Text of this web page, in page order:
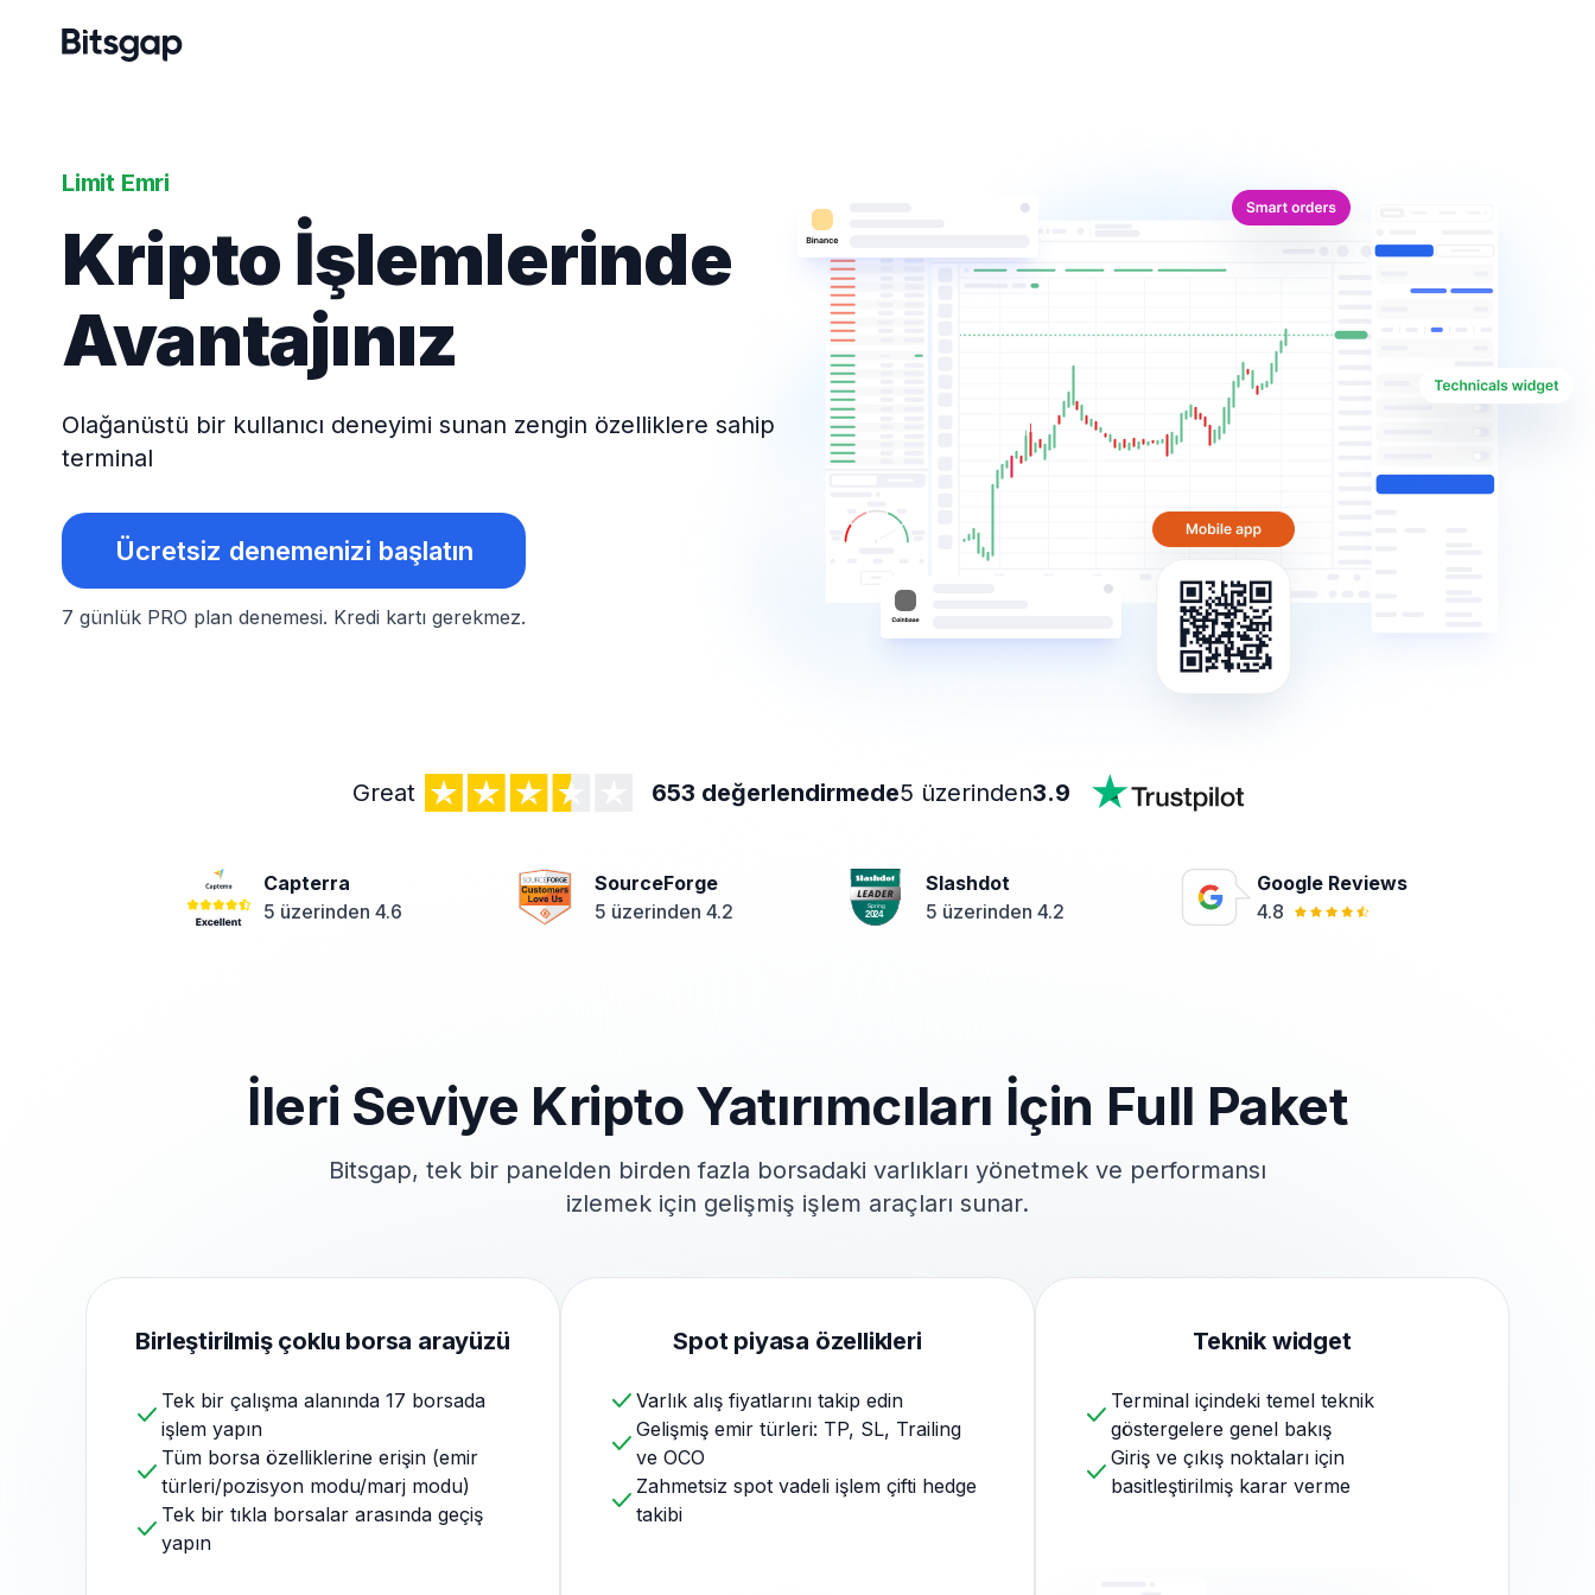
Limit Emri
Kripto İşlemlerinde
Avantajınız
Olağanüstü bir kullanıcı deneyimi sunan zengin özelliklere sahip
terminal
Ücretsiz denemenizi başlatın
7 günlük PRO plan denemesi. Kredi kartı gerekmez.
Great 653 değerlendirmede5 üzerinden3.9
Capterra
5 üzerinden 4.6
SourceForge
5 üzerinden 4.2
Slashdot
5 üzerinden 4.2
Google Reviews
4.8
İleri Seviye Kripto Yatırımcıları İçin Full Paket
Bitsgap, tek bir panelden birden fazla borsadaki varlıkları yönetmek ve performansı
izlemek için gelişmiş işlem araçları sunar.
Birleştirilmiş çoklu borsa arayüzü
Tek bir çalışma alanında 17 borsada
işlem yapın
Tüm borsa özelliklerine erişin (emir
türleri/pozisyon modu/marj modu)
Tek bir tıkla borsalar arasında geçiş
yapın
Spot piyasa özellikleri
Varlık alış fiyatlarını takip edin
Gelişmiş emir türleri: TP, SL, Trailing
ve OCO
Zahmetsiz spot vadeli işlem çifti hedge
takibi
Teknik widget
Terminal içindeki temel teknik
göstergelere genel bakış
Giriş ve çıkış noktaları için
basitleştirilmiş karar verme